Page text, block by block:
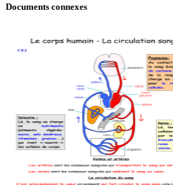
Documents connexes